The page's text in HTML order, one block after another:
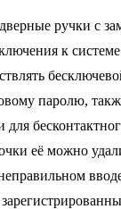
ручки с
к
паролю,
для
её можно